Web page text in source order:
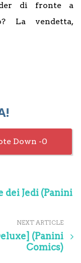
di fronte a
La vendetta,
0
dei Jedi (Panini
NEXT ARTICLE
(Panini
Comics)